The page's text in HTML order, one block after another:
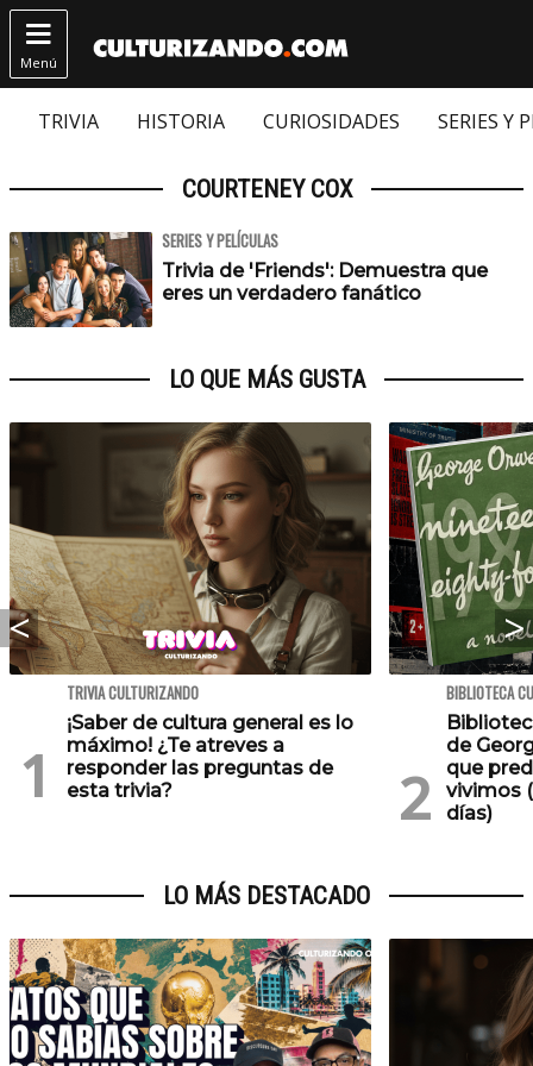

Menú
TRIVIA HISTORIA CURIOSIDADES SERIES Y
COURTENEY COX
SERIES Y PELÍCULAS
Trivia de 'Friends': Demuestra que
eres un verdadero fanático
LO QUE MÁS GUSTA
TRIVIA CULTURIZANDO
¡Saber de cultura general es lo
máximo! ¿Te atreves a
responder las preguntas de
esta trivia?
BIBLIOTECA
de
que
vivimos
días)
LO MÁS DESTACADO